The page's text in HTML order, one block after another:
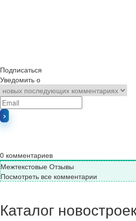
Подписаться
Уведомить о
0 комментариев
Межтекстовые Отзывы
Посмотреть все комментарии
Каталог